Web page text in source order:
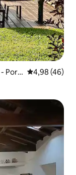
Gemiddelde
4,98 (46)